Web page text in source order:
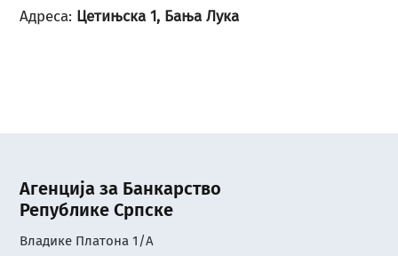
Адреса: Цетињска 1, Бања Лука
Агенција за Банкарство
Републике Српске
Владике Платона 1/А